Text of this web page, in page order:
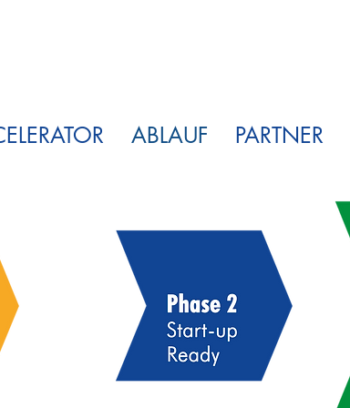
ABLAUF PARTNER